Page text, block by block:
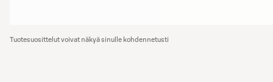
Tuotesuosittelut voivat näkyä sinulle kohdennetusti